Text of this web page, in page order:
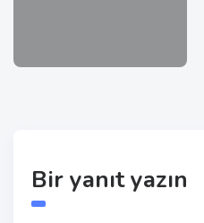
Bir yanıt yazın